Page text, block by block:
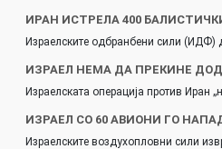
ИРАН ИСТРЕЛА 400
Израелските одбранбени сили (ИДФ)
ИЗРАЕЛ НЕМА ДА ПРЕКИНЕ
Израелската операција против Иран
ИЗРАЕЛ СО 60 АВИОНИ ГО
Израелските воздухопловни сили